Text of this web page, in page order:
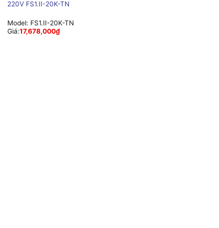
220V FS1.II-20K-TN
Model: FS1.II-20K-TN
Giá:17,678,000₫